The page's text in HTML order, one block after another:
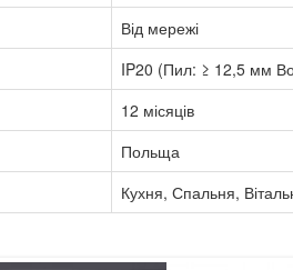
Від мережі
IP20 (Пил: ≥ 12,5 мм
12 місяців
Польща
Кухня, Спальня,